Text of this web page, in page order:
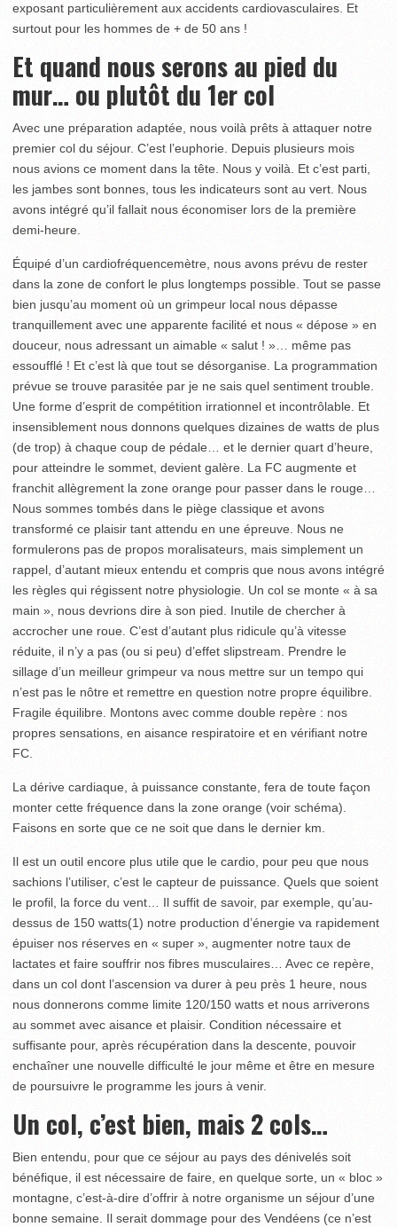
exposant particulièrement aux accidents cardiovasculaires. Et
surtout pour les hommes de + de 50 ans !
Et quand nous serons au pied du
mur… ou plutôt du 1ercol
Avec une préparation adaptée, nous voilà prêts à attaquer notre
premier col du séjour. C’est l’euphorie. Depuis plusieurs mois
nous avions ce moment dans la tête. Nous y voilà. Et c’est parti,
les jambes sont bonnes, tous les indicateurs sont au vert. Nous
avons intégré qu’il fallait nous économiser lors de la première
demi-heure.
Équipé d’un cardiofréquencemètre, nous avons prévu de rester
dans la zone de confort le plus longtemps possible. Tout se passe
bien jusqu’au moment où un grimpeur local nous dépasse
tranquillement avec une apparente facilité et nous « dépose » en
douceur, nous adressant un aimable « salut ! »… même pas
essoufflé ! Et c’est là que tout se désorganise. La programmation
prévue se trouve parasitée par je ne sais quel sentiment trouble.
Une forme d’esprit de compétition irrationnel et incontrôlable. Et
insensiblement nous donnons quelques dizaines de watts de plus
(de trop) à chaque coup de pédale… et le dernier quart d’heure,
pour atteindre le sommet, devient galère. La FC augmente et
franchit allègrement la zone orange pour passer dans le rouge…
Nous sommes tombés dans le piège classique et avons
transformé ce plaisir tant attendu en une épreuve. Nous ne
formulerons pas de propos moralisateurs, mais simplement un
rappel, d’autant mieux entendu et compris que nous avons intégré
les règles qui régissent notre physiologie. Un col se monte « à sa
main », nous devrions dire à son pied. Inutile de chercher à
accrocher une roue. C’est d’autant plus ridicule qu’à vitesse
réduite, il n’y a pas (ou si peu) d’effet slipstream. Prendre le
sillage d’un meilleur grimpeur va nous mettre sur un tempo qui
n’est pas le nôtre et remettre en question notre propre équilibre.
Fragile équilibre. Montons avec comme double repère : nos
propres sensations, en aisance respiratoire et en vérifiant notre
FC.
La dérive cardiaque, à puissance constante, fera de toute façon
monter cette fréquence dans la zone orange (voir schéma).
Faisons en sorte que ce ne soit que dans le dernier km.
Il est un outil encore plus utile que le cardio, pour peu que nous
sachions l’utiliser, c’est le capteur de puissance. Quels que soient
le profil, la force du vent… Il suffit de savoir, par exemple, qu’au-
dessus de 150 watts(1) notre production d’énergie va rapidement
épuiser nos réserves en « super », augmenter notre taux de
lactates et faire souffrir nos fibres musculaires… Avec ce repère,
dans un col dont l’ascension va durer à peu près 1 heure, nous
nous donnerons comme limite 120/150 watts et nous arriverons
au sommet avec aisance et plaisir. Condition nécessaire et
suffisante pour, après récupération dans la descente, pouvoir
enchaîner une nouvelle difficulté le jour même et être en mesure
de poursuivre le programme les jours à venir.
Un col, c’est bien, mais 2 cols…
Bien entendu, pour que ce séjour au pays des dénivelés soit
bénéfique, il est nécessaire de faire, en quelque sorte, un « bloc »
montagne, c’est-à-dire d’offrir à notre organisme un séjour d’une
bonne semaine. Il serait dommage pour des Vendéens (ce n’est